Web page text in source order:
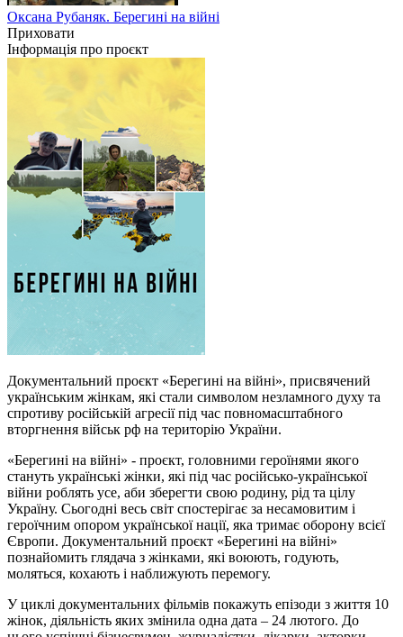
Оксана Рубаняк. Берегині на війні
Приховати
Інформація про проєкт
Документальний проєкт «Берегині на війні», присвячений
українським жінкам, які стали символом незламного духу та
спротиву російській агресії під час повномасштабного
вторгнення військ рф на територію України.
«Берегині на війні» - проєкт, головними героїнями якого
стануть українські жінки, які під час російсько-української
війни роблять усе, аби зберегти свою родину, рід та цілу
Україну. Сьогодні весь світ спостерігає за несамовитим і
героїчним опором української нації, яка тримає оборону всієї
Європи. Документальний проєкт «Берегині на війні»
познайомить глядача з жінками, які воюють, годують,
моляться, кохають і наближують перемогу.
У циклі документальних фільмів покажуть епізоди з життя 10
жінок, діяльність яких змінила одна дата – 24 лютого. До